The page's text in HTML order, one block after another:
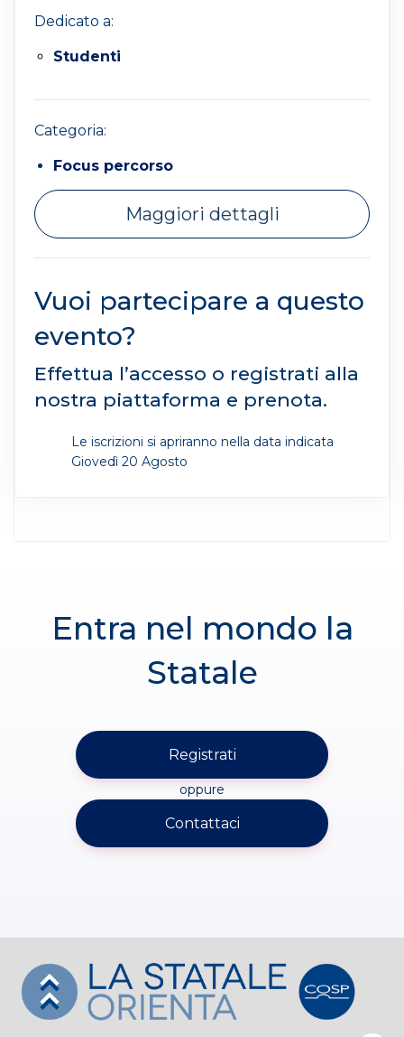
Dedicato a:
Studenti
Categoria:
Focus percorso
Maggiori dettagli
Vuoi partecipare a questo
evento?
Effettua l’accesso o registrati alla
nostra piattaforma e prenota.
Le iscrizioni si apriranno nella data indicata
Giovedì 20 Agosto
Entra nel mondo la
Statale
Registrati
oppure
Contattaci